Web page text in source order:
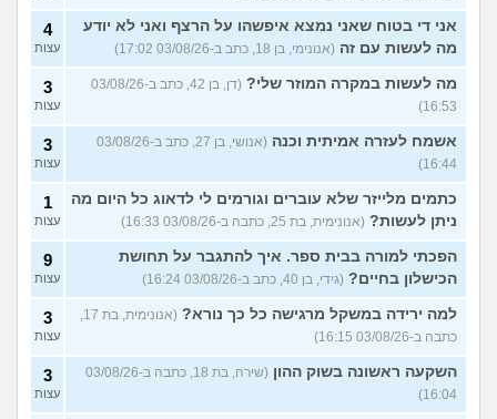
אני די בטוח שאני נמצא איפשהו על הרצף ואני לא יודע
מה לעשות עם זה (אנונימי, בן 18, כתב ב-03/08/26 17:02)
4
עצות
מה לעשות במקרה המוזר שלי?
(דן, בן 42, כתב ב-03/08/26
16:53)
3
עצות
אשמח לעזרה אמיתית וכנה
(אנושי, בן 27, כתב ב-03/08/26
16:44)
3
עצות
כתמים מלייזר שלא עוברים וגורמים לי לדאוג כל היום מה
ניתן לעשות? (אנונימית, בת 25, כתבה ב-03/08/26 16:33)
1
עצות
הפכתי למורה בבית ספר. איך להתגבר על תחושת
הכישלון בחיים? (גידי, בן 40, כתב ב-03/08/26 16:24)
9
עצות
למה ירידה במשקל מרגישה כל כך נורא?
(אנונימית, בת 17,
כתבה ב-03/08/26 16:15)
3
עצות
השקעה ראשונה בשוק ההון
(שירה, בת 18, כתבה ב-03/08/26
16:04)
3
עצות